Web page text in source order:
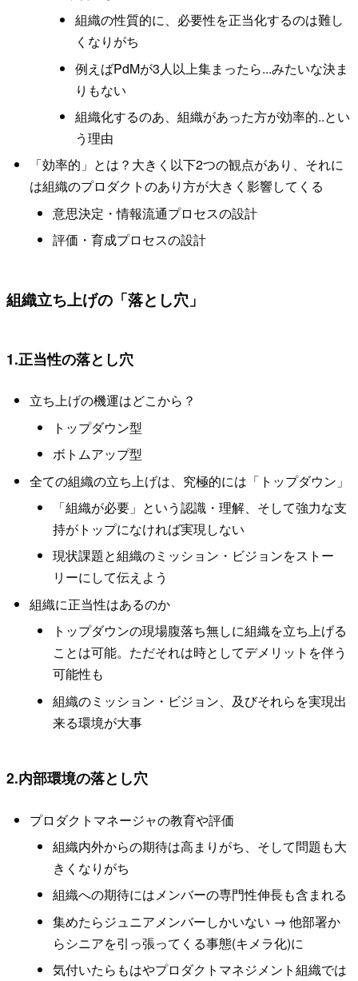
組織の性質的に、必要性を正当化するのは難し
くなりがち
例えばPdMが3人以上集まったら...みたいな決ま
りもない
組織化するのあ、組織があった方が効率的..とい
う理由
「効率的」とは？大きく以下2つの観点があり、それに
は組織のプロダクトのあり方が大きく影響してくる
意思決定・情報流通プロセスの設計
評価・育成プロセスの設計
組織立ち上げの「落とし穴」
1.正当性の落とし穴
立ち上げの機運はどこから？
トップダウン型
ボトムアップ型
全ての組織の立ち上げは、究極的には「トップダウン」
「組織が必要」という認識・理解、そして強力な支
持がトップになければ実現しない
現状課題と組織のミッション・ビジョンをストー
リーにして伝えよう
組織に正当性はあるのか
トップダウンの現場腹落ち無しに組織を立ち上げる
ことは可能。ただそれは時としてデメリットを伴う
可能性も
組織のミッション・ビジョン、及びそれらを実現出
来る環境が大事
2.内部環境の落とし穴
プロダクトマネージャの教育や評価
組織内外からの期待は高まりがち、そして問題も大
きくなりがち
組織への期待にはメンバーの専門性伸長も含まれる
集めたらジュニアメンバーしかいない → 他部署か
らシニアを引っ張ってくる事態(キメラ化)に
気付いたらもはやプロダクトマネジメント組織では